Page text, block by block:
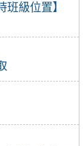
級位置】